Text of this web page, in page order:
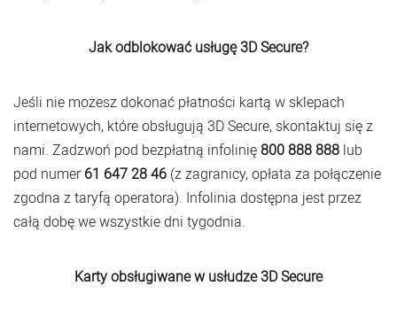
Jak odblokować usługę 3D Secure?
Jeśli nie możesz dokonać płatności kartą w sklepach
internetowych, które obsługują 3D Secure, skontaktuj się z
nami. Zadzwoń pod bezpłatną infolinię800 888 888 lub
pod numer61 647 28 46 (z zagranicy, opłata za połączenie
zgodna z taryfą operatora). Infolinia dostępna jest przez
całą dobę we wszystkie dni tygodnia.
Karty obsługiwane w usłudze 3D Secure